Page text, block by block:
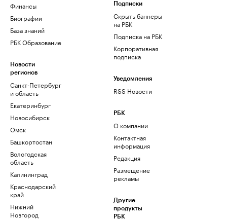
Финансы
Биографии
База знаний
РБК Образование
Новости
регионов
Санкт-Петербург
и область
Екатеринбург
Новосибирск
Омск
Башкортостан
Вологодская
область
Калининград
Краснодарский
край
Нижний
Новгород
Подписки
Скрыть баннеры
на РБК
Подписка на РБК
Корпоративная
подписка
Уведомления
RSS Новости
РБК
О компании
Контактная
информация
Редакция
Размещение
рекламы
Другие
продукты
РБК